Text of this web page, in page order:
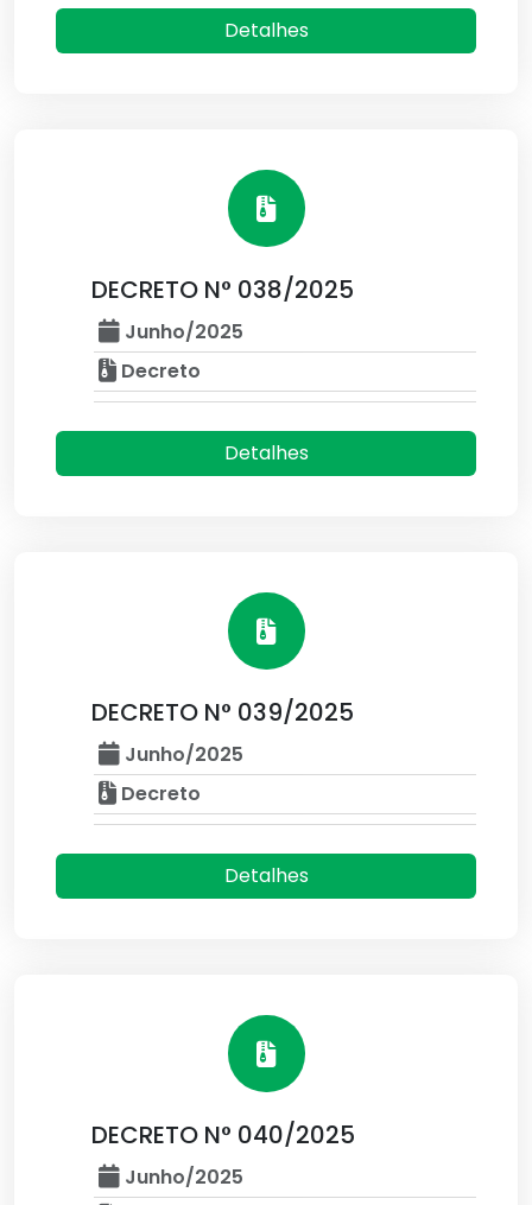
Detalhes
DECRETO N° 038/2025
Junho/2025
Decreto
Detalhes
DECRETO N° 039/2025
Junho/2025
Decreto
Detalhes
DECRETO N° 040/2025
Junho/2025